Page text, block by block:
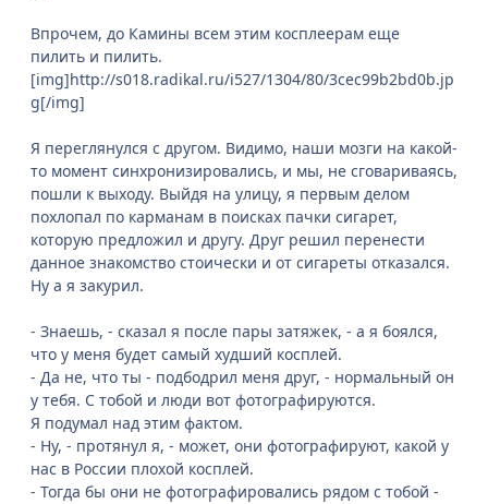
Впрочем, до Камины всем этим косплеерам еще
пилить и пилить.
[img]http://s018.radikal.ru/i527/1304/80/3cec99b2bd0b.jp
g[/img]
Я переглянулся с другом. Видимо, наши мозги на какой-
то момент синхронизировались, и мы, не сговариваясь,
пошли к выходу. Выйдя на улицу, я первым делом
похлопал по карманам в поисках пачки сигарет,
которую предложил и другу. Друг решил перенести
данное знакомство стоически и от сигареты отказался.
Ну а я закурил.
- Знаешь, - сказал я после пары затяжек, - а я боялся,
что у меня будет самый худший косплей.
- Да не, что ты - подбодрил меня друг, - нормальный он
у тебя. С тобой и люди вот фотографируются.
Я подумал над этим фактом.
- Ну, - протянул я, - может, они фотографируют, какой у
нас в России плохой косплей.
- Тогда бы они не фотографировались рядом с тобой -